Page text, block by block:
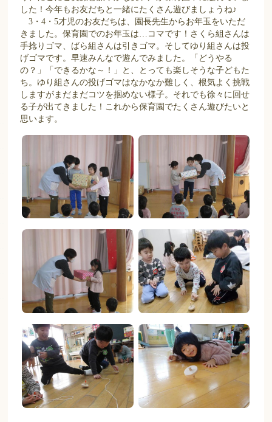
した！今年もお友だちと一緒にたくさん遊びましょうね♪
3・4・5才児のお友だちは、園長先生からお年玉をいただ
きました。保育園でのお年玉は…コマです！さくら組さんは
手捻りゴマ、ばら組さんは引きゴマ。そしてゆり組さんは投
げゴマです。早速みんなで遊んでみました。「どうやる
の？」「できるかな～！」と、とっても楽しそうな子どもた
ち。ゆり組さんの投げゴマはなかなか難しく、根気よく挑戦
しますがまだまだコツを掴めない様子。それでも徐々に回せ
る子が出てきました！これから保育園でたくさん遊びたいと
思います。